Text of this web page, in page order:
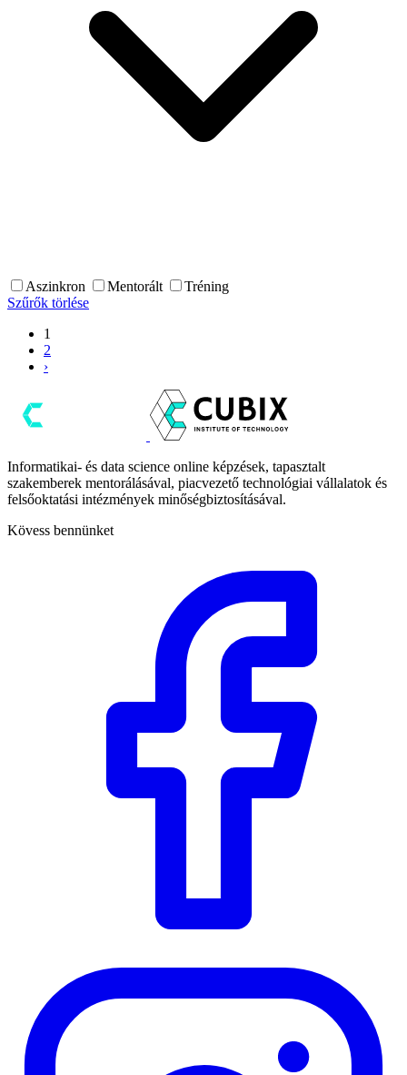
Aszinkron Mentorált
Tréning
Szűrők törlése
1
2
›
Informatikai- és data science online képzések, tapasztalt
szakemberek mentorálásával, piacvezető technológiai vállalatok és
felsőoktatási intézmények minőségbiztosításával.
Kövess bennünket